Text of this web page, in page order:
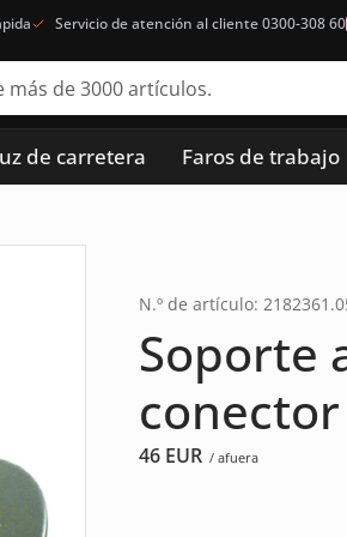
Servicio de atención al cliente 0300-308 60
de carretera Faros de trabajo
N.º de artículo:
Soporte
conector
46 EUR / afuera